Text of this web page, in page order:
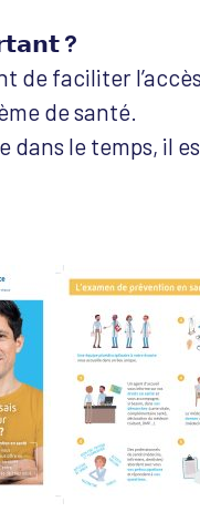
?
de faciliter
de santé.
le temps, il